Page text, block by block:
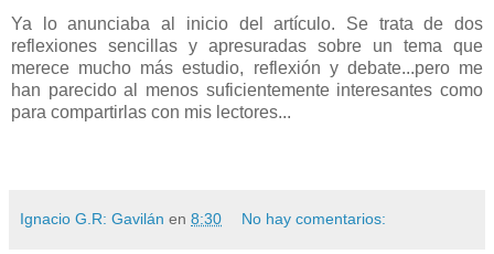
Ya lo anunciaba al inicio del artículo. Se trata de dos
reflexiones sencillas y apresuradas sobre un tema que
merece mucho más estudio, reflexión y debate...pero me
han parecido al menos suficientemente interesantes como
para compartirlas con mis lectores...
Ignacio G.R: Gavilán en 8:30 No hay comentarios: